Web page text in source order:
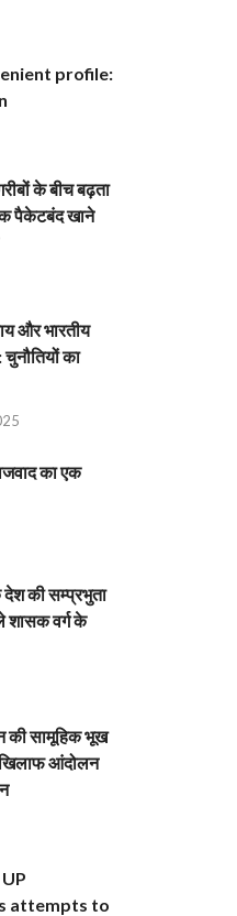
profile:
के बीच बढ़ता
पैकेटबंद खाने
और भारतीय
का
का एक
देश की सम्प्रभुता
शासक वर्ग के
की सामूहिक भूख
आंदोलन
attempts to